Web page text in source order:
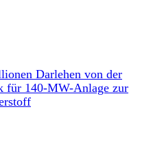
Darlehen von der
für 140-MW-Anlage zur